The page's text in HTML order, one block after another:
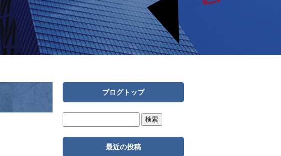
ブログトップ
最近の投稿